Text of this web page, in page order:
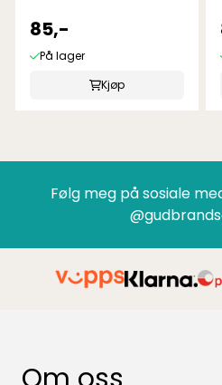
85,-
På lager
Kjøp
Følg meg på sosiale